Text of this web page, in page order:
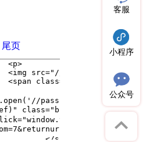
客服
小程序
公众号
尾页